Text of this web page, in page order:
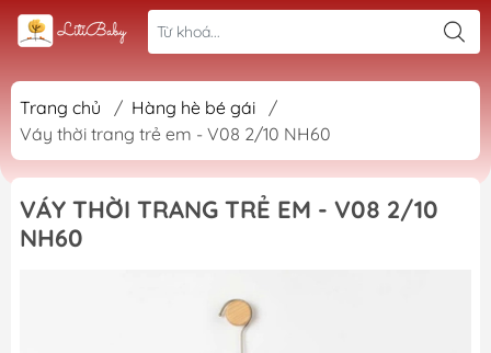
Trang chủ / Hàng hè bé gái
/
Váy thời trang trẻ em - V08 2/10 NH60
VÁY THỜI TRANG TRẺ EM - V08 2/10
NH60